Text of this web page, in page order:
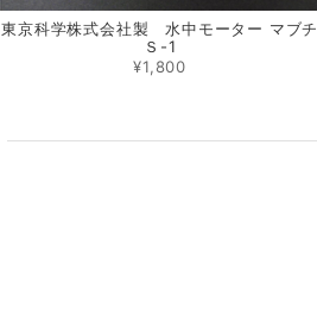
東京科学株式会社製 水中モーター マブチ
Ｓ-1
¥1,800